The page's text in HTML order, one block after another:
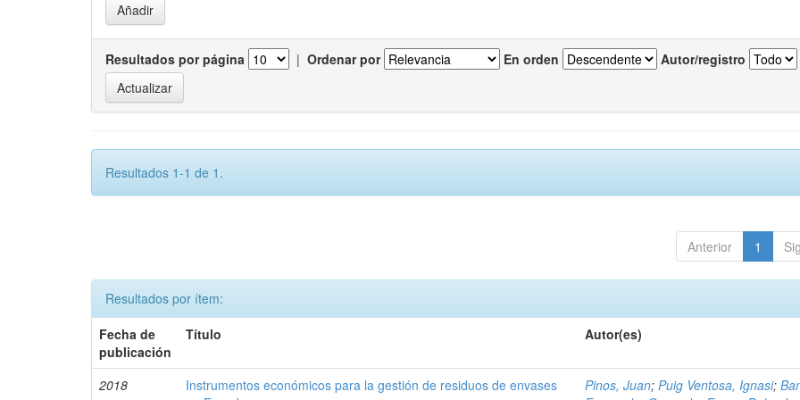
Resultados por página | Ordenar por En orden Autor/registro
Resultados 1-1 de 1.
Anterior 1
Resultados por ítem:
Fecha de
publicación
Título Autor(es)
2018
Instrumentos económicos para la gestión de residuos de envases
Pinos, Juan;Puig Ventosa, Ignasi;